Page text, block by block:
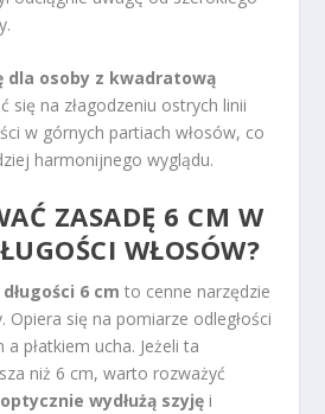
dla osoby z kwadratową
się na złagodzeniu ostrych linii
w górnych partiach włosów, co
harmonijnego wyglądu.
ZASADĘ 6 CM W
WŁOSÓW?
6 cm to cenne narzędzie
Opiera się na pomiarze odległości
płatkiem ucha. Jeżeli ta
niż 6 cm, warto rozważyć
optycznie wydłużą szyję i